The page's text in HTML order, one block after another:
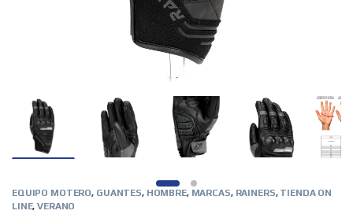
EQUIPO MOTERO, GUANTES, HOMBRE, MARCAS, RAINERS, TIENDA ON
LINE,VERANO